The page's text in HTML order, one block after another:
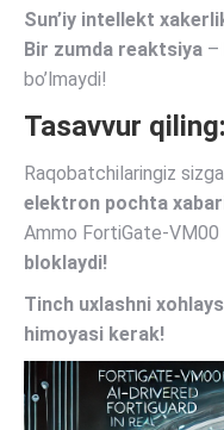
Sun’iy intellekt
Bir zumda reaktsiya –
bo’lmaydi!
Tasavvur qiling:
Raqobatchilaringiz sizga
elektron pochta
Ammo FortiGate-VM00
bloklaydi!
Tinch uxlashni
himoyasi kerak!